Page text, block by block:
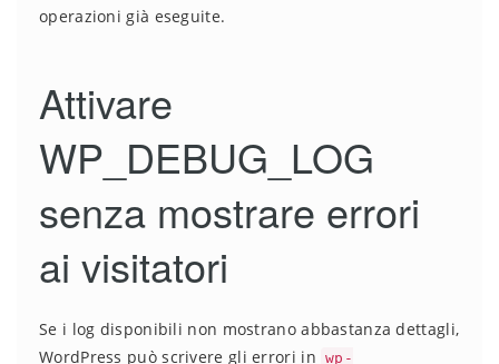
operazioni già eseguite.
Attivare
WP_DEBUG_LOG
senza mostrare errori
ai visitatori
Se i log disponibili non mostrano abbastanza dettagli,
WordPress può scrivere gli errori in
wp-